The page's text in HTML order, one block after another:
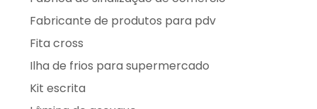
Fabricante de produtos para pdv
Fita cross
Ilha de frios para supermercado
Kit escrita